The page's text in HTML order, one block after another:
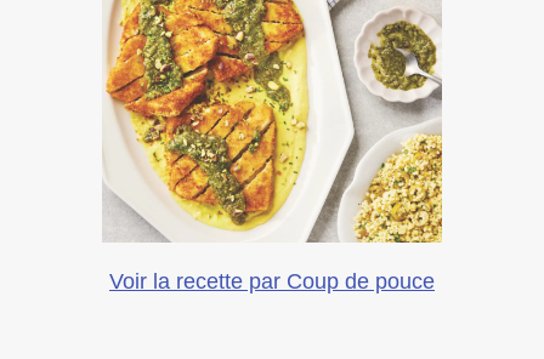
Voir la recette par Coup de pouce